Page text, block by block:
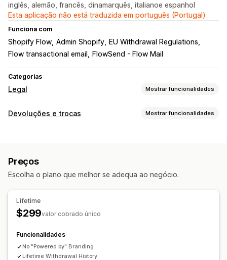
inglês, alemão, francês, dinamarquês, italianoe espanhol
Esta aplicação não está traduzida em português (Portugal)
Funciona com
Shopify Flow Admin Shopify
EU Withdrawal Regulations
Flow transactional email
FlowSend - Flow Mail
Categorias
Legal Mostrar funcionalidades
Conformidade
Personalização
Caixas de verificação
Pop-ups
Cor e tipo de letra
Devoluções e trocas Mostrar funcionalidades
Gestão de devoluções
Preços
Escolha o plano que melhor se adequa ao negócio.
Lifetime
$299valor cobrado único
Funcionalidades
No "Powered by" Branding
Lifetime Withdrawal History